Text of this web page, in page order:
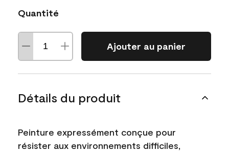
Quantité
Ajouter au panier
Détails du produit
Peinture expressément conçue pour
résister aux environnements difficiles,